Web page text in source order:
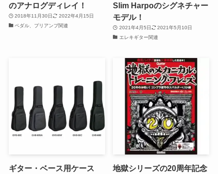
のアナログディレイ！
2018年11月30日
2022年4月15日
ペダル、プリアンプ関連
Slim Harpoのシグネチャー
モデル！
2021年4月5日
2021年5月10日
エレキギター関連
ギター・ベース用ケース
地獄シリーズの20周年記念